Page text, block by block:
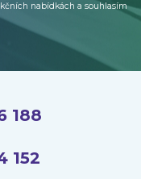
nabídkách a souhlasím
188
152